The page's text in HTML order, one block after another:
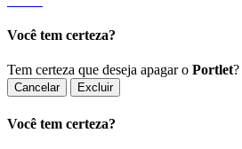
Você tem certeza?
Tem certeza que deseja apagar o Portlet?
Cancelar Excluir
Você tem certeza?